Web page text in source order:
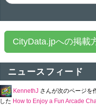
CityData.jpへの掲載
ニュースフィード
KennethJ さんが次のページを
した How to Enjoy a Fun Arcade